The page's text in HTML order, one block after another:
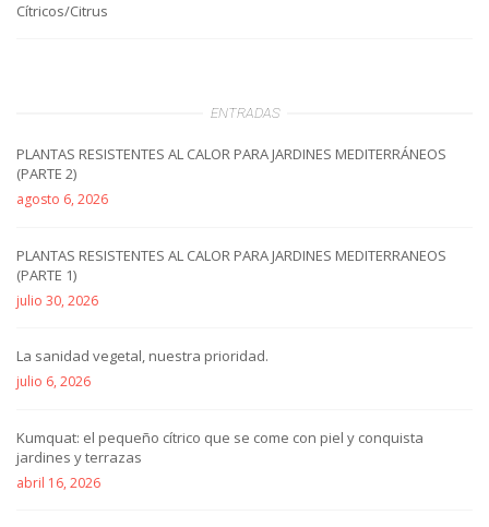
Cítricos/Citrus
ENTRADAS
PLANTAS RESISTENTES AL CALOR PARA JARDINES MEDITERRÁNEOS
(PARTE 2)
agosto 6, 2026
PLANTAS RESISTENTES AL CALOR PARA JARDINES MEDITERRANEOS
(PARTE 1)
julio 30, 2026
La sanidad vegetal, nuestra prioridad.
julio 6, 2026
Kumquat: el pequeño cítrico que se come con piel y conquista
jardines y terrazas
abril 16, 2026